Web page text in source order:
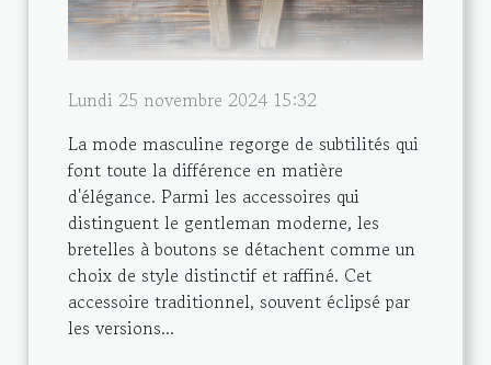
Lundi 25 novembre 2024 15:32
La mode masculine regorge de subtilités qui
font toute la différence en matière
d'élégance. Parmi les accessoires qui
distinguent le gentleman moderne, les
bretelles à boutons se détachent comme un
choix de style distinctif et raffiné. Cet
accessoire traditionnel, souvent éclipsé par
les versions...